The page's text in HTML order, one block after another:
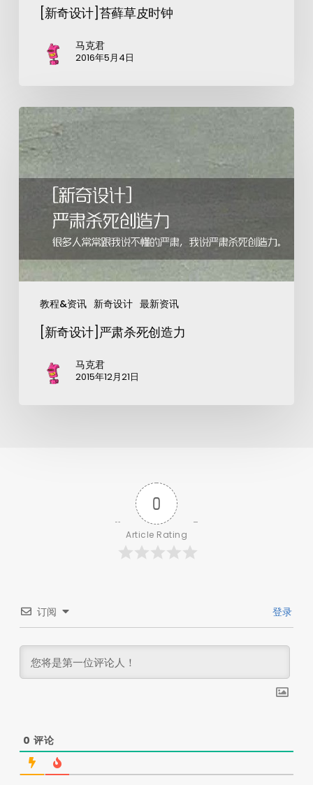
[新奇设计]苔藓草皮时钟
马克君
2016年5月4日
教程&资讯 新奇设计 最新资讯
[新奇设计]严肃杀死创造力
马克君
2015年12月21日
0
Article Rating
订阅 登录
0 评论